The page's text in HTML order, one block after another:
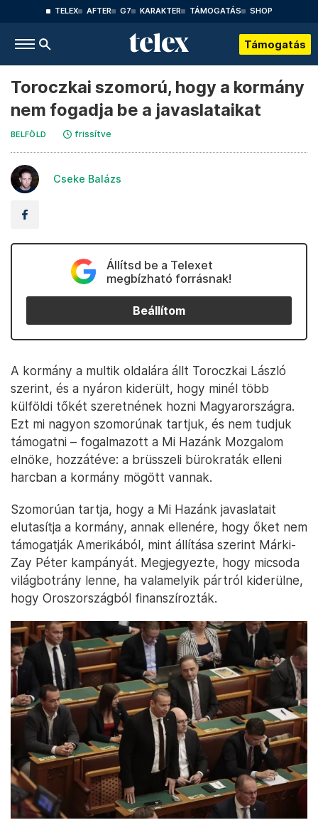
TELEX AFTER G7 KARAKTER TÁMOGATÁS SHOP
Támogatás
Toroczkai szomorú, hogy a kormány
nem fogadja be a javaslataikat
BELFÖLD frissítve
Cseke Balázs
Állítsd be a Telexet
megbízható forrásnak!
Beállítom
A kormány a multik oldalára állt Toroczkai László
szerint, és a nyáron kiderült, hogy minél több
külföldi tőkét szeretnének hozni Magyarországra.
Ezt mi nagyon szomorúnak tartjuk, és nem tudjuk
támogatni – fogalmazott a Mi Hazánk Mozgalom
elnöke, hozzátéve: a brüsszeli bürokraták elleni
harcban a kormány mögött vannak.
Szomorúan tartja, hogy a Mi Hazánk javaslatait
elutasítja a kormány, annak ellenére, hogy őket nem
támogatják Amerikából, mint állítása szerint Márki-
Zay Péter kampányát. Megjegyezte, hogy micsoda
világbotrány lenne, ha valamelyik pártról kiderülne,
hogy Oroszországból finanszírozták.